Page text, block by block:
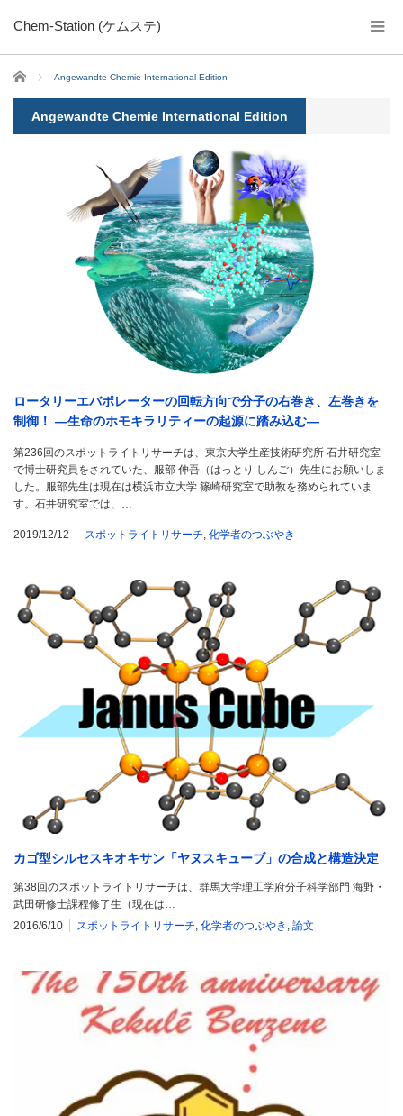
Chem-Station (ケムステ)
ホーム Angewandte Chemie International Edition
Angewandte Chemie International Edition
ロータリーエバポレーターの回転方向で分子の右巻き、左巻きを
制御！ ―生命のホモキラリティーの起源に踏み込む―
第236回のスポットライトリサーチは、東京大学生産技術研究所 石井研究室
で博士研究員をされていた、服部 伸吾（はっとり しんご）先生にお願いしま
した。服部先生は現在は横浜市立大学 篠崎研究室で助教を務められていま
す。石井研究室では、…
2019/12/12 スポットライトリサーチ, 化学者のつぶやき
カゴ型シルセスキオキサン「ヤヌスキューブ」の合成と構造決定
第38回のスポットライトリサーチは、群馬大学理工学府分子科学部門 海野・
武田研修士課程修了生（現在は…
2016/6/10
スポットライトリサーチ, 化学者のつぶやき , 論文